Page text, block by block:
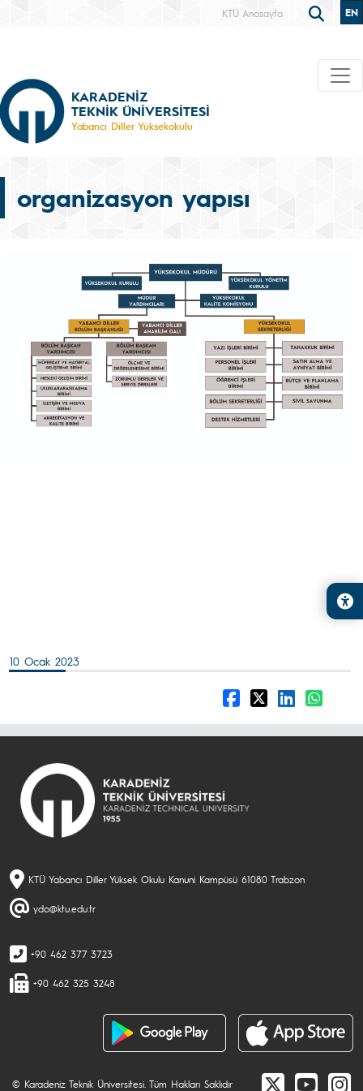
KTÜ Anasayfa EN
KARADENİZ
TEKNİK ÜNİVERSİTESİ
Yabancı Diller Yüksekokulu
organizasyon yapısı
10 Ocak 2023
KTÜ Yabancı Diller Yüksek Okulu Kanuni Kampüsü 61080 Trabzon
ydo@ktu.edu.tr
+90 462 377 3723
+90 462 325 3248
© Karadeniz Teknik Üniversitesi. Tüm Hakları Saklıdır